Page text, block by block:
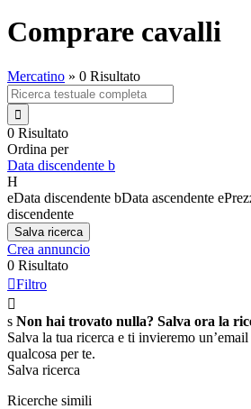
Comprare cavalli
Mercatino » 0 Risultato

0 Risultato
Ordina per
Data discendente b
H
eData discendente bData ascendente e
discendente
Salva ricerca
Crea annuncio
0 Risultato
Filtro

s Non hai trovato nulla? Salva ora la
Salva la tua ricerca e ti invieremo
qualcosa per te.
Salva ricerca
Ricerche simili